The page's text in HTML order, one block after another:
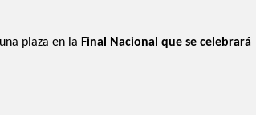
plaza en la Final Nacional que se celebrará